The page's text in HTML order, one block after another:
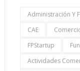
Administración Y
CAE
FPStartup
Actividades